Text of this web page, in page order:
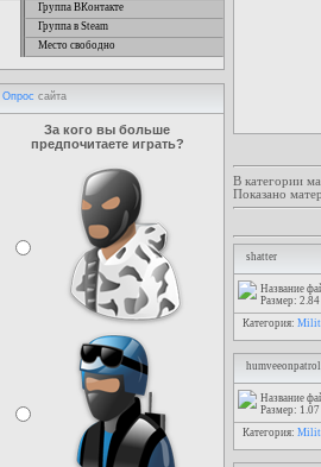
Группа ВКонтакте
Группа в Steam
Место свободно
Опрос сайта
За кого вы больше
предпочитаете играть?
В категории
Показано
shatter
Название
Размер:
Категория:
humveeonpatrol
Название
Размер:
Категория: